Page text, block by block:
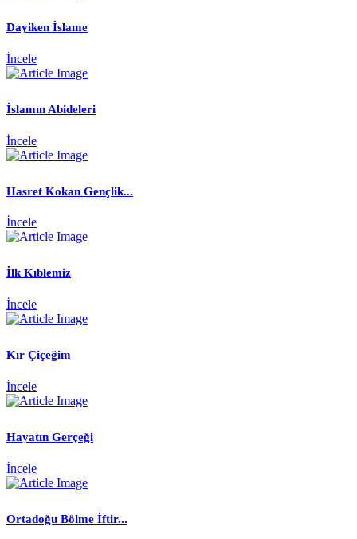
Dayiken İslame
İncele
İslamın Abideleri
İncele
Hasret Kokan Gençlik...
İncele
İlk Kıblemiz
İncele
Kır Çiçeğim
İncele
Hayatın Gerçeği
İncele
Ortadoğu Bölme İftir...